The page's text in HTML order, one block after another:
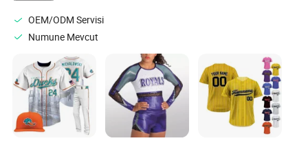
OEM/ODM Servisi
Numune Mevcut